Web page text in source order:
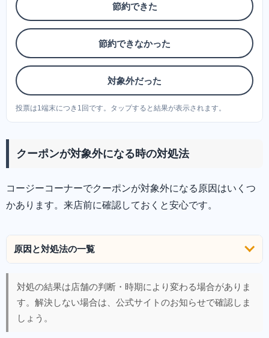
節約できた
節約できなかった
対象外だった
投票は1端末につき1回です。タップすると結果が表示されます。
クーポンが対象外になる時の対処法
コージーコーナーでクーポンが対象外になる原因はいくつ
かあります。来店前に確認しておくと安心です。
原因と対処法の一覧
対処の結果は店舗の判断・時期により変わる場合がありま
す。解決しない場合は、公式サイトのお知らせで確認しま
しょう。